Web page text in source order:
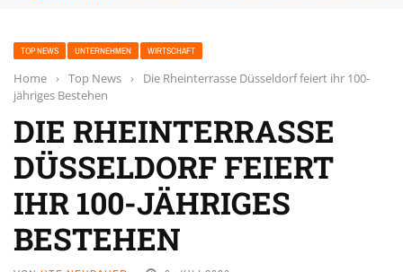
TOP NEWS UNTERNEHMEN WIRTSCHAFT
Home › Top News ›
Die Rheinterrasse Düsseldorf feiert ihr 100-
jähriges Bestehen
DIE RHEINTERRASSE
DÜSSELDORF FEIERT
IHR 100-JÄHRIGES
BESTEHEN